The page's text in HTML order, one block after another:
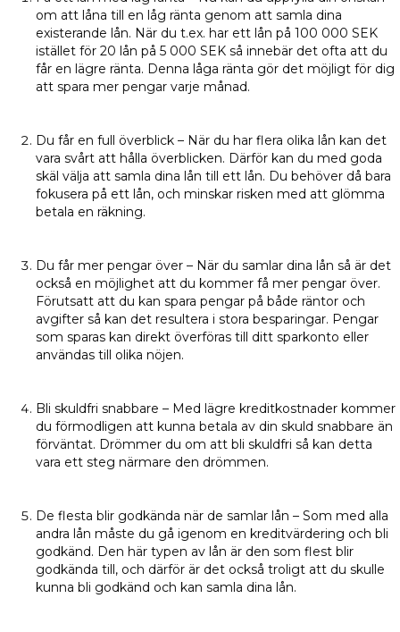
om att låna till en låg ränta genom att samla dina
existerande lån. När du t.ex. har ett lån på 100 000 SEK
istället för 20 lån på 5 000 SEK så innebär det ofta att du
får en lägre ränta. Denna låga ränta gör det möjligt för dig
att spara mer pengar varje månad.
Du får en full överblick – När du har flera olika lån kan det
vara svårt att hålla överblicken. Därför kan du med goda
skäl välja att samla dina lån till ett lån. Du behöver då bara
fokusera på ett lån, och minskar risken med att glömma
betala en räkning.
Du får mer pengar över – När du samlar dina lån så är det
också en möjlighet att du kommer få mer pengar över.
Förutsatt att du kan spara pengar på både räntor och
avgifter så kan det resultera i stora besparingar. Pengar
som sparas kan direkt överföras till ditt sparkonto eller
användas till olika nöjen.
Bli skuldfri snabbare – Med lägre kreditkostnader kommer
du förmodligen att kunna betala av din skuld snabbare än
förväntat. Drömmer du om att bli skuldfri så kan detta
vara ett steg närmare den drömmen.
De flesta blir godkända när de samlar lån – Som med alla
andra lån måste du gå igenom en kreditvärdering och bli
godkänd. Den här typen av lån är den som flest blir
godkända till, och därför är det också troligt att du skulle
kunna bli godkänd och kan samla dina lån.